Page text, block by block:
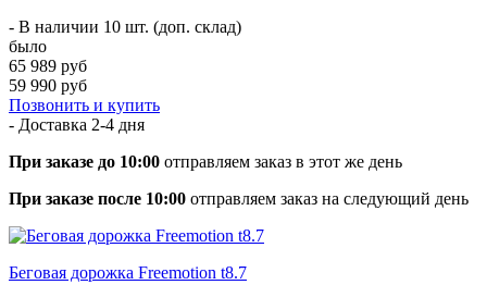
- В наличии 10 шт. (доп. склад)
было
65 989 руб
59 990 руб
Позвонить и купить
- Доставка 2-4 дня
При заказе до 10:00 отправляем заказ в этот же день
При заказе после 10:00 отправляем заказ на следующий день
Беговая дорожка Freemotion t8.7